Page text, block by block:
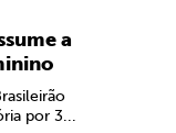
a
por 3...